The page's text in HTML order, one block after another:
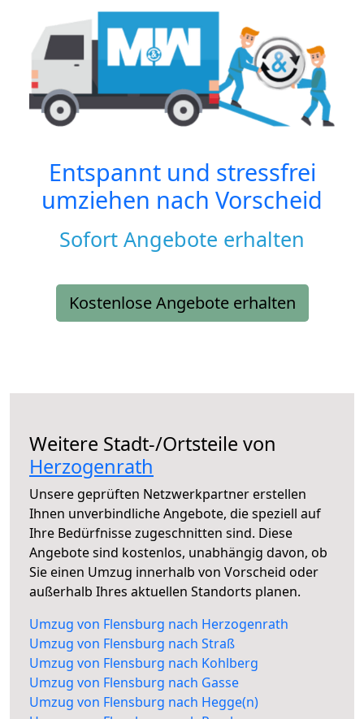
Entspannt und stressfrei
umziehen nach Vorscheid
Sofort Angebote erhalten
Kostenlose Angebote erhalten
Weitere Stadt-/Ortsteile von
Herzogenrath
Unsere geprüften Netzwerkpartner erstellen
Ihnen unverbindliche Angebote, die speziell auf
Ihre Bedürfnisse zugeschnitten sind. Diese
Angebote sind kostenlos, unabhängig davon, ob
Sie einen Umzug innerhalb von Vorscheid oder
außerhalb Ihres aktuellen Standorts planen.
Umzug von Flensburg nach Herzogenrath
Umzug von Flensburg nach Straß
Umzug von Flensburg nach Kohlberg
Umzug von Flensburg nach Gasse
Umzug von Flensburg nach Hegge(n)